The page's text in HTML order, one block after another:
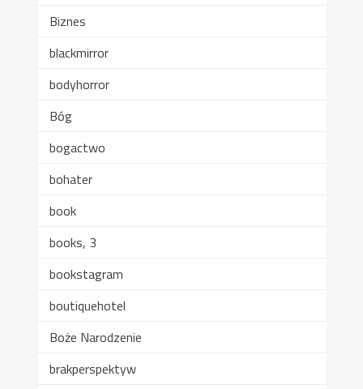
Biznes
blackmirror
bodyhorror
Bóg
bogactwo
bohater
book
books, 3
bookstagram
boutiquehotel
Boże Narodzenie
brakperspektyw